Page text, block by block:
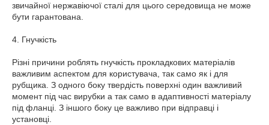
звичайної нержавіючої сталі для цього середовища не може
бути гарантована.
4. Гнучкість
Різні причини роблять гнучкість прокладкових матеріалів
важливим аспектом для користувача, так само як і для
рубщика. З одного боку твердість поверхні один важливий
момент під час вирубки а так само в адаптивності матеріалу
під фланці. З іншого боку це важливо при відправці і
установці.